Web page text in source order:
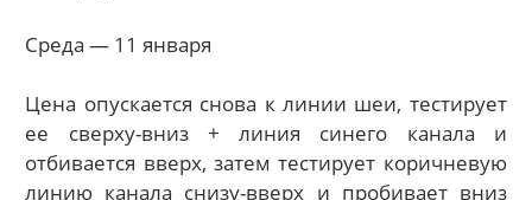
Среда — 11 января
Цена опускается снова к линии шеи, тестирует
ее сверху-вниз + линия синего канала и
отбивается вверх, затем тестирует коричневую
линию канала снизу-вверх и пробивает вниз